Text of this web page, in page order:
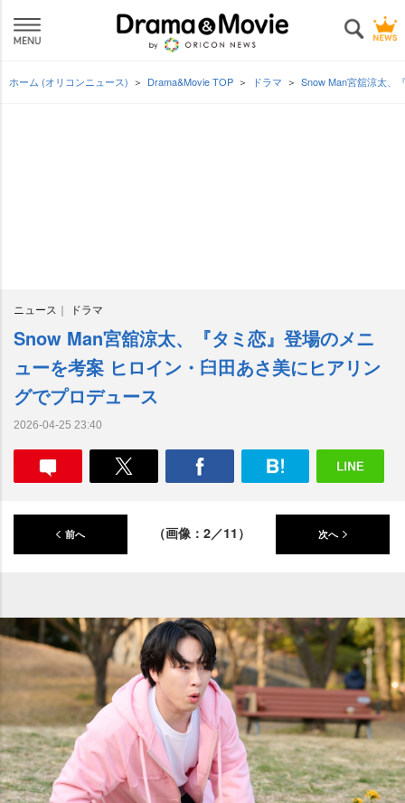
ホーム (オリコンニュース) Drama&Movie TOP ドラマ Snow Man宮舘涼太、
ニュース ドラマ
Snow Man宮舘涼太、『タミ恋』登場のメニ
ューを考案 ヒロイン・臼田あさ美にヒアリン
グでプロデュース
2026-04-25 23:40
前へ （画像：2／11） 次へ